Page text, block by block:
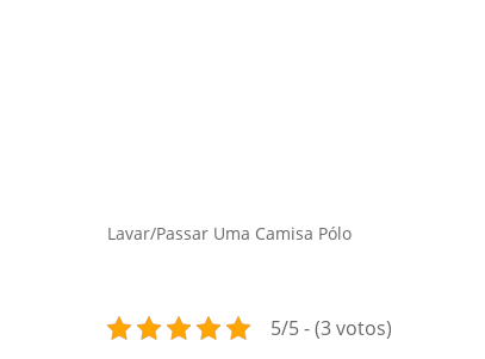
Lavar/Passar Uma Camisa Pólo
5/5 - (3 votos)